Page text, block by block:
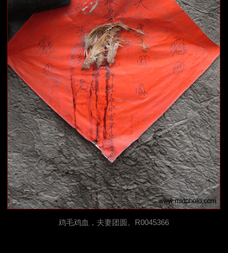
鸡毛鸡血，夫妻团圆。R0045366